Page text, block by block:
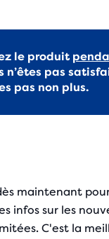
le produit
n’êtes pas
pas non plus.
maintenant
infos sur les
C'est la